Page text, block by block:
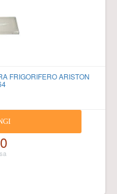
FRIGORIFERO ARISTON